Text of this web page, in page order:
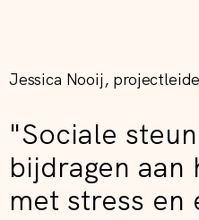
Jessica Nooij,
"Sociale
bijdragen aan
met stress en